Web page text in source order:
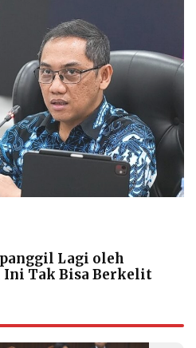
Lagi oleh
Ini Tak Bisa Berkelit